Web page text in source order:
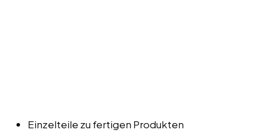
Einzelteile zu fertigen Produkten